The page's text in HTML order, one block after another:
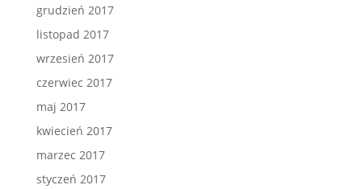
grudzień 2017
listopad 2017
wrzesień 2017
czerwiec 2017
maj 2017
kwiecień 2017
marzec 2017
styczeń 2017